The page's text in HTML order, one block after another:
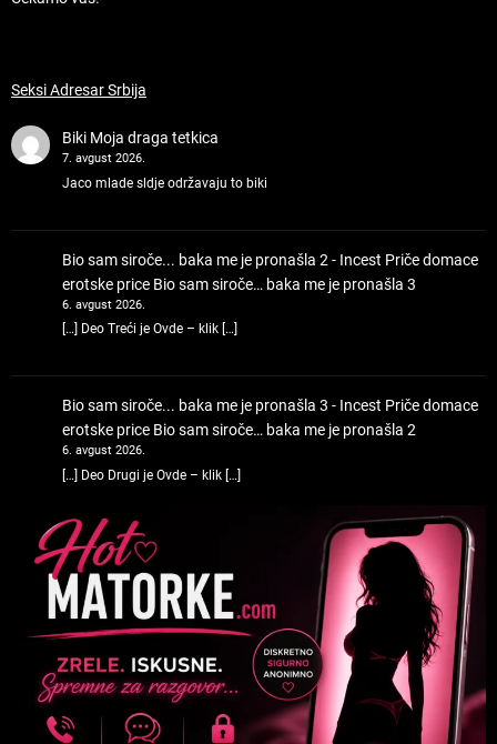
Seksi Adresar Srbija
Biki Moja draga tetkica
7. avgust 2026.
Jaco mlade sldje održavaju to biki
Bio sam siroče... baka me je pronašla 2 - Incest Priče domace
erotske price Bio sam siroče… baka me je pronašla 3
6. avgust 2026.
[…] Deo Treći je Ovde – klik […]
Bio sam siroče... baka me je pronašla 3 - Incest Priče domace
erotske price Bio sam siroče… baka me je pronašla 2
6. avgust 2026.
[…] Deo Drugi je Ovde – klik […]